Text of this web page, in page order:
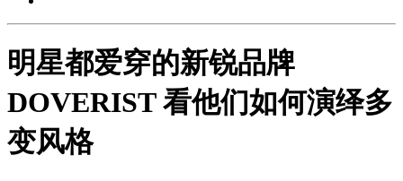
明星都爱穿的新锐品牌
DOVERIST 看他们如何演绎多
变风格